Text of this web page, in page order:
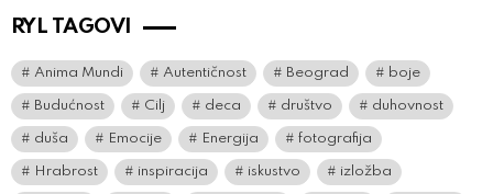
RYL TAGOVI
Anima Mundi Autentičnost Beograd boje
Budućnost Cilj deca društvo duhovnost
duša Emocije Energija fotografija
Hrabrost inspiracija iskustvo izložba